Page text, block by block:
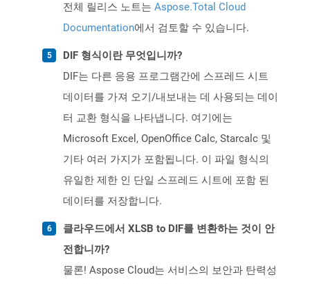
전체 릴리스 노트는 Aspose.Total Cloud
Documentation에서 검토할 수 있습니다.
DIF 형식이란 무엇입니까?
DIF는 다른 응용 프로그램간에 스프레드 시트
데이터를 가져 오기/내보내는 데 사용되는 데이
터 교환 형식을 나타냅니다. 여기에는
Microsoft Excel, OpenOffice Calc, Starcalc 및
기타 여러 가지가 포함됩니다. 이 파일 형식의
유일한 제한 인 단일 스프레드 시트에 포함 된
데이터를 저장합니다.
클라우드에서 XLSB to DIF를 변환하는 것이 안
전합니까?
물론! Aspose Cloud는 서비스의 보안과 탄력성